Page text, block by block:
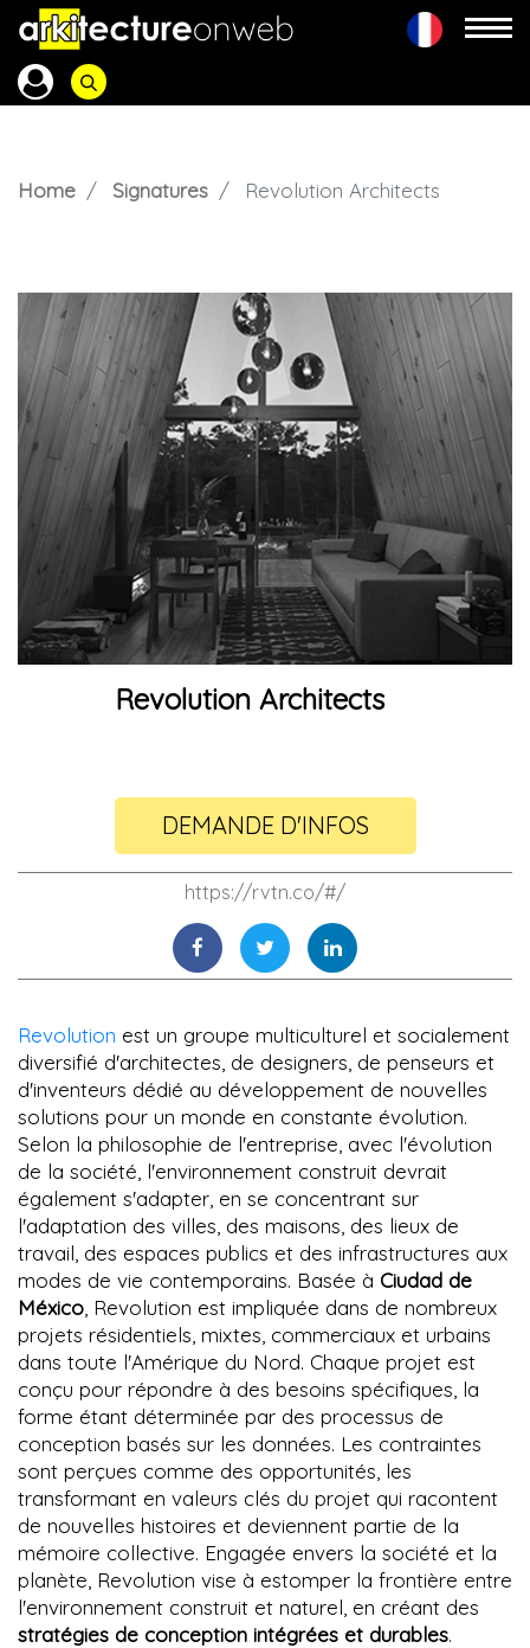
Home Signatures Revolution Architects
Revolution Architects
DEMANDE D'INFOS
https://rvtn.co/#/
Revolution est un groupe multiculturel et socialement
diversifié d'architectes, de designers, de penseurs et
d'inventeurs dédié au développement de nouvelles
solutions pour un monde en constante évolution.
Selon la philosophie de l'entreprise, avec l'évolution
de la société, l'environnement construit devrait
également s'adapter, en se concentrant sur
l'adaptation des villes, des maisons, des lieux de
travail, des espaces publics et des infrastructures aux
modes de vie contemporains. Basée à Ciudad de
México , Revolution est impliquée dans de nombreux
projets résidentiels, mixtes, commerciaux et urbains
dans toute l'Amérique du Nord. Chaque projet est
conçu pour répondre à des besoins spécifiques, la
forme étant déterminée par des processus de
conception basés sur les données. Les contraintes
sont perçues comme des opportunités, les
transformant en valeurs clés du projet qui racontent
de nouvelles histoires et deviennent partie de la
mémoire collective. Engagée envers la société et la
planète, Revolution vise à estomper la frontière entre
l'environnement construit et naturel, en créant des
stratégies de conception intégrées et durables.